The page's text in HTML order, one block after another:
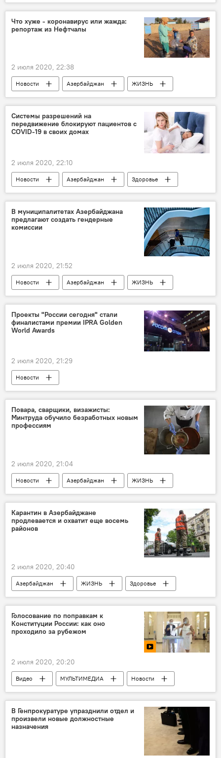
Экономика
Начальник отдела животноводства Министерства сельского хозяйства Азербайджана Галиб Абдуллаев
Сельскохозяйственная продукция
цены
Что хуже - коронавирус или жажда:
репортаж из Нефтчалы
2 июля 2020, 22:38
Новости Азербайджан
ЖИЗНЬ
Здоровье
Экономика
Нефтчала
Водоснабжение
проблемы
Засуха
Коронавирус
Системы разрешений на
передвижение блокируют пациентов с
COVID-19 в своих домах
2 июля 2020, 22:10
Новости Азербайджан
Здоровье
ЖИЗНЬ
ТЕХНОЛОГИИ
пациенты
Разрешение
В муниципалитетах Азербайджана
предлагают создать гендерные
комиссии
2 июля 2020, 21:52
Новости Азербайджан
ЖИЗНЬ
Политика
муниципалитеты
гендерное равноправие
Проекты "России сегодня" стали
финалистами премии IPRA Golden
World Awards
2 июля 2020, 21:29
Новости
Проект SputnikPro в Азербайджане
Новости мира
Россия
ЖИЗНЬ
ТЕХНОЛОГИИ
SputnikPro
Повара, сварщики, визажисты:
Минтруда обучило безработных новым
профессиям
2 июля 2020, 21:04
Новости Азербайджан
ЖИЗНЬ
Экономика
Министерство труда и социальной защиты населения АР
профессии
Безработный Курсы
Карантин в Азербайджане
продлевается и охватит еще восемь
районов
2 июля 2020, 20:40
Азербайджан ЖИЗНЬ
Здоровье
Политика
Экономика
Новости
продление
Голосование по поправкам к
Конституции России: как оно
проходило за рубежом
2 июля 2020, 20:20
Видео МУЛЬТИМЕДИА
Новости
Новости мира
Россия
В Генпрокуратуре упразднили отдел и
произвели новые должностные
назначения